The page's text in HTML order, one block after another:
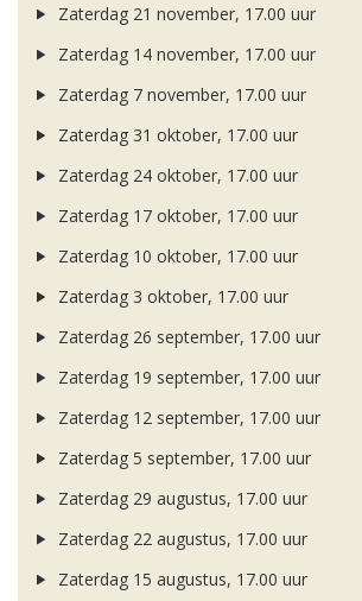
Zaterdag 21 november, 17.00 uur
Zaterdag 14 november, 17.00 uur
Zaterdag 7 november, 17.00 uur
Zaterdag 31 oktober, 17.00 uur
Zaterdag 24 oktober, 17.00 uur
Zaterdag 17 oktober, 17.00 uur
Zaterdag 10 oktober, 17.00 uur
Zaterdag 3 oktober, 17.00 uur
Zaterdag 26 september, 17.00 uur
Zaterdag 19 september, 17.00 uur
Zaterdag 12 september, 17.00 uur
Zaterdag 5 september, 17.00 uur
Zaterdag 29 augustus, 17.00 uur
Zaterdag 22 augustus, 17.00 uur
Zaterdag 15 augustus, 17.00 uur